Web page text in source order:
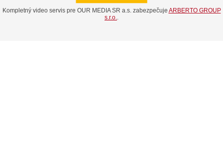
Kompletný video servis pre OUR MEDIA SR a.s. zabezpečuje ARBERTO GROUP
s.r.o.